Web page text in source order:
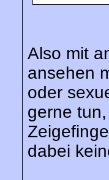
Also mit
ansehen
oder
gerne
dabei